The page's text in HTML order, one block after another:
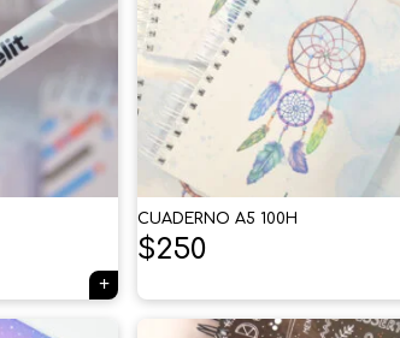
CUADERNO A5 100H
$250